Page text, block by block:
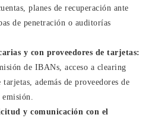
planes de recuperación ante
de penetración o auditorías
y con proveedores de tarjetas:
de IBANs, acceso a clearing
tarjetas, además de proveedores de
y comunicación con el